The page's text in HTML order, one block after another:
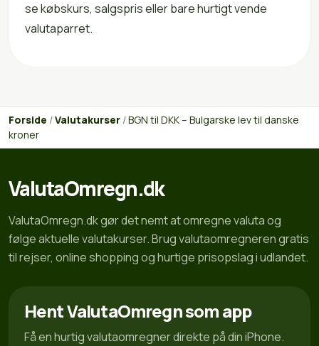
se købskurs, salgspris eller bare hurtigt vende
valutaparret.
Forside /Valutakurser /BGN til DKK – Bulgarske lev til danske
kroner
ValutaOmregn.dk
ValutaOmregn.dk gør det nemt at omregne valuta og
følge aktuelle valutakurser. Brug valutaomregneren gratis
til rejser, online shopping og hurtige prisopslag i udlandet.
Hent ValutaOmregn som app
Få en hurtig valutaomregner direkte på din iPhone.